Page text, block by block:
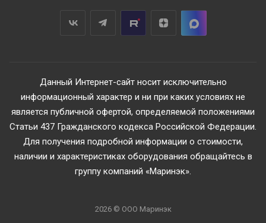
Данный Интернет-сайт носит исключительно
информационный характер и ни при каких условиях не
является публичной офертой, определяемой положениями
Статьи 437 Гражданского кодекса Российской Федерации.
Для получения подробной информации о стоимости,
наличии и характеристиках оборудования обращайтесь в
группу компаний «Маринэк».
2026 © ООО Маринэк